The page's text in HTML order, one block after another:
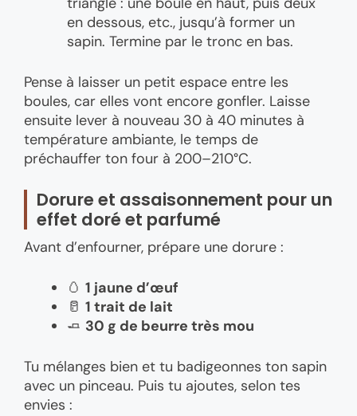
en dessous, etc., jusqu’à former un
sapin. Termine par le tronc en bas.
Pense à laisser un petit espace entre les
boules, car elles vont encore gonfler. Laisse
ensuite lever à nouveau 30 à 40 minutes à
température ambiante, le temps de
préchauffer ton four à 200–210°C.
Dorure et assaisonnement pour un
effet doré et parfumé
Avant d’enfourner, prépare une dorure :
🥚 1 jaune d’œuf
🥛 1 trait de lait
🧈 30 g de beurre très mou
Tu mélanges bien et tu badigeonnes ton sapin
avec un pinceau. Puis tu ajoutes, selon tes
envies :